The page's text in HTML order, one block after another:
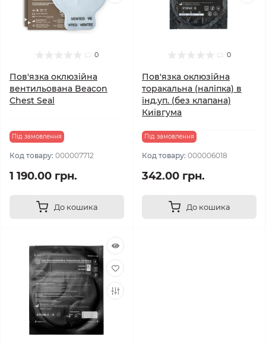
0
Пов'язка оклюзійна
вентильована Beacon
Chest Seal
Під замовлення
Код товару: 000007712
1 190.00 грн.
До кошика
0
Пов'язка оклюзійна
торакальна (наліпка) в
інд.уп. (без клапана)
Київгума
Під замовлення
Код товару: 000006018
342.00 грн.
До кошика